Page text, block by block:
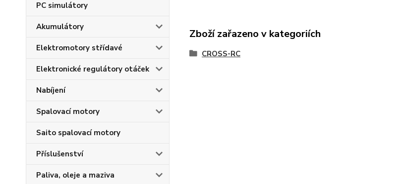
PC simulátory
Akumulátory
Elektromotory střídavé
Elektronické regulátory otáček
Nabíjení
Spalovací motory
Saito spalovací motory
Příslušenství
Paliva, oleje a maziva
Zboží zařazeno v kategoriích
CROSS-RC